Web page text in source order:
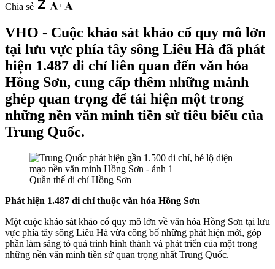
Chia sẻ
VHO - Cuộc khảo sát khảo cổ quy mô lớn
tại lưu vực phía tây sông Liêu Hà đã phát
hiện 1.487 di chỉ liên quan đến văn hóa
Hồng Sơn, cung cấp thêm những mảnh
ghép quan trọng để tái hiện một trong
những nền văn minh tiền sử tiêu biểu của
Trung Quốc.
Quần thể di chỉ Hồng Sơn
Phát hiện 1.487 di chỉ thuộc văn hóa Hồng Sơn
Một cuộc khảo sát khảo cổ quy mô lớn về văn hóa Hồng Sơn tại lưu
vực phía tây sông Liêu Hà vừa công bố những phát hiện mới, góp
phần làm sáng tỏ quá trình hình thành và phát triển của một trong
những nền văn minh tiền sử quan trọng nhất Trung Quốc.